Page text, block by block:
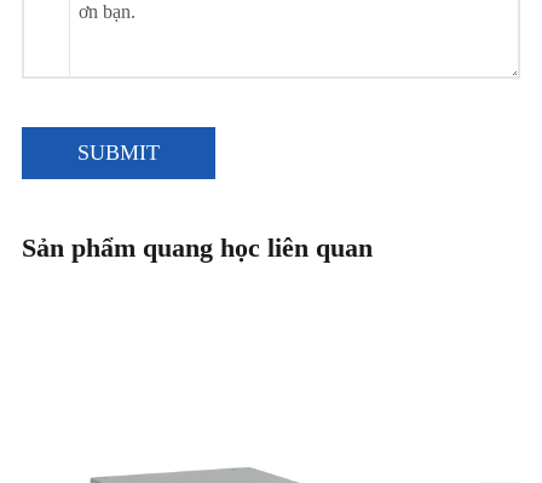
SUBMIT
Sản phẩm quang học liên quan